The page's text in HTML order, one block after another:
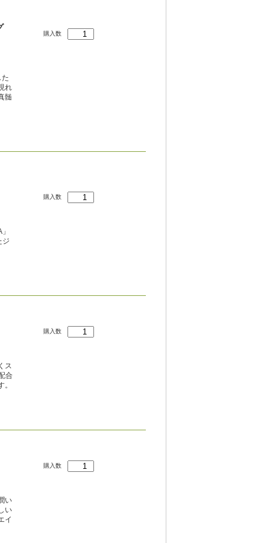
れ
髄
購入数
ジ
購入数
ス
合
購入数
い
い
イ
購入数